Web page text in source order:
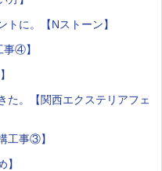
に。【Nストーン】
事④】
た。【関西エクステリアフェ
工事③】